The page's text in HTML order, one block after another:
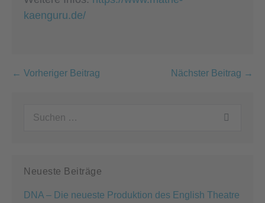
kaenguru.de/
Beitragsnavigation
← Vorheriger Beitrag Nächster Beitrag →
Neueste Beiträge
DNA – Die neueste Produktion des English Theatre